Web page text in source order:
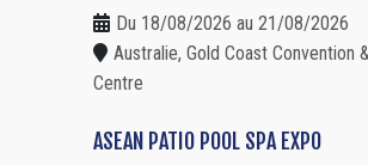
Du 18/08/2026 au 21/08/2026
Australie, Gold Coast Convention
Centre
ASEAN PATIO POOL SPA EXPO